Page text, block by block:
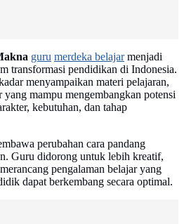
guru merdeka belajarmenjadi
transformasi pendidikan di Indonesia.
menyampaikan materi pelajaran,
mampu mengembangkan potensi
kebutuhan, dan tahap
perubahan cara pandang
Guru didorong untuk lebih kreatif,
pengalaman belajar yang
dapat berkembang secara optimal.